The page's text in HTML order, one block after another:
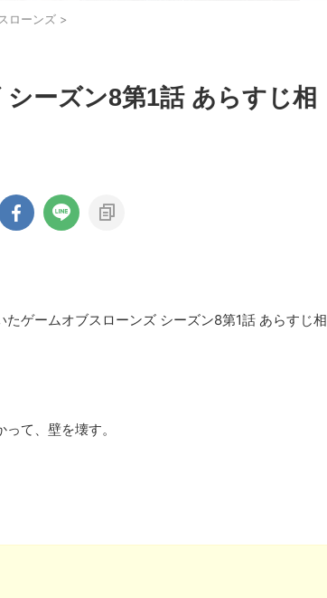
ローンズ >
ーズン8第1話 あらすじ相
ゲームオブスローンズ シーズン8第1話 あらすじ相
て、壁を壊す。